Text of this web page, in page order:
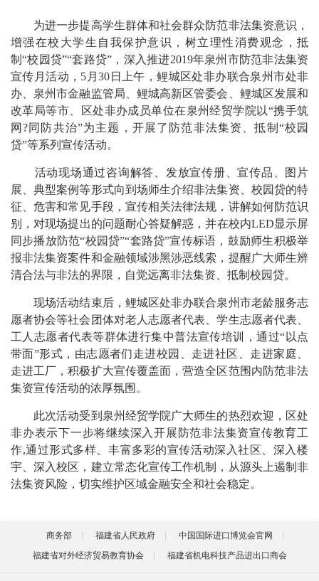
为进一步提高学生群体和社会群众防范非法集资意识，
增强在校大学生自我保护意识，树立理性消费观念，抵
制“校园贷”“套路贷”，深入推进2019年泉州市防范非法集资
宣传月活动，5月30日上午，鲤城区处非办联合泉州市处非
办、泉州市金融监管局、鲤城高新区管委会、鲤城区发展和
改革局等市、区处非办成员单位在泉州经贸学院以“携手筑
网?同防共治”为主题，开展了防范非法集资、抵制“校园
贷”等系列宣传活动。
活动现场通过咨询解答、发放宣传册、宣传品、图片
展、典型案例等形式向到场师生介绍非法集资、校园贷的特
征、危害和常见手段，宣传相关法律法规，讲解如何防范识
别，对现场提出的问题耐心答疑解惑，并在校内LED显示屏
同步播放防范“校园贷”“套路贷”宣传标语，鼓励师生积极举
报非法集资案件和金融领域涉黑涉恶线索，提醒广大师生辨
清合法与非法的界限，自觉远离非法集资、抵制校园贷。
现场活动结束后，鲤城区处非办联合泉州市老龄服务志
愿者协会等社会团体对老人志愿者代表、学生志愿者代表、
工人志愿者代表等群体进行集中普法宣传培训，通过“以点
带面”形式，由志愿者们走进校园、走进社区、走进家庭、
走进工厂，积极扩大宣传覆盖面，营造全区范围内防范非法
集资宣传活动的浓厚氛围。
此次活动受到泉州经贸学院广大师生的热烈欢迎，区处
非办表示下一步将继续深入开展防范非法集资宣传教育工
作,通过形式多样、丰富多彩的宣传活动深入社区、深入楼
宇、深入校区，建立常态化宣传工作机制，从源头上遏制非
法集资风险，切实维护区域金融安全和社会稳定。
商务部 福建省人民政府
中国国际进口博览会官网
福建省对外经济贸易教育协会
福建省机电科技产品进出口商会